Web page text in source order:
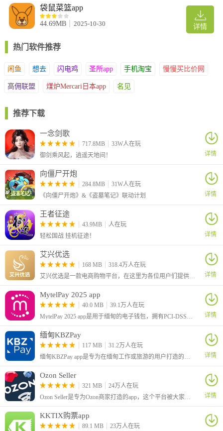
详情
袋鼠菜篮app
44.69MB 2025-10-30
热门软件推荐
闲鱼 想去 闪电鸡 圣所app 手机淘宝 慢慢买比价网
高佣联盟 煤炉Mercari日本app 名见
推荐下载
一念剑歌
717.8MB
33W人在玩
御剑乘风起，逍遥天地间！
详情
向僵尸开炮
284.8MB
31W人在玩
《向僵尸开炮》&《盗墓笔记》联动计划
详情
王者征途
43.9MB
人在玩
轻松国战 挂机征途！
详情
艾兴优选
168 MB
318.4万人在玩
艾兴优选是一款电商购物平台，在这里为各位用户们提供了丰富的商品，有着各种优惠活动，让用户们能够买到实惠好质量的商品。在平台中还提供了拍卖服务，可参与拍卖购买各种稀有物品。
详情
MytelPay 2025 app
40.0 MB
39.1万人在玩
MytelPay 2025 app是用于缅甸的电子钱包，拥有PCI-DSS全球证书，旨在提供精品服务，为缅甸人民的日常生活带来便利，旨在提供具有许多独特功能的个人和企业所需的所有支付。
详情
缅甸KBZPay
117 MB
31.2万人在玩
缅甸KBZPay app是专为在缅甸工作或旅游的用户打造的软件，为缅甸居民提供更安全、更简单、更便捷的货币交易方式。
详情
Ozon Seller
321 MB
24万人在玩
Ozon Seller是专为Ozon商家打造的app，这个平台被大家称之为俄罗斯的淘宝，或者是俄罗斯的亚马逊，在这里我们可以很便捷的开设网店，从而让你的商品可以有更多的销售渠道。
详情
KKTIX购票app
89.1 MB 23万人在玩